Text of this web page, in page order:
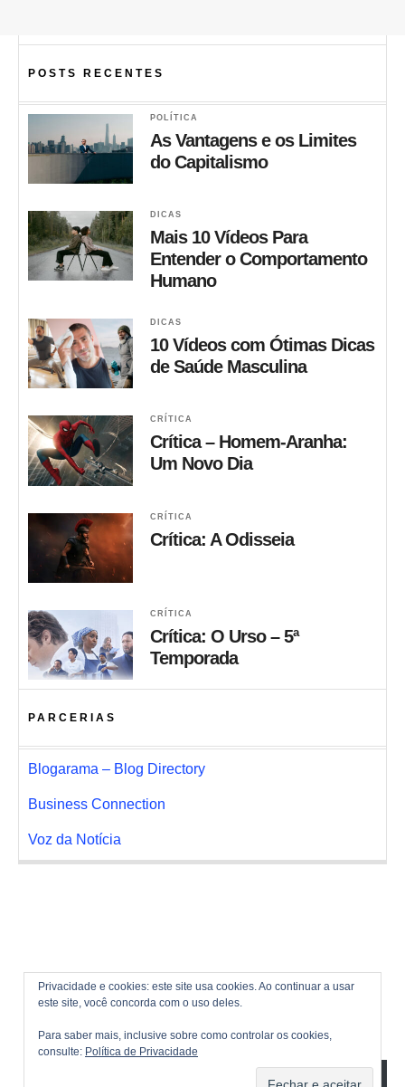
Privacidade e cookies: este site usa cookies. Ao continuar a usar
este site, você concorda com o uso deles.
Para saber mais, inclusive sobre como controlar os cookies,
consulte: Política de Privacidade
POSTS RECENTES
POLÍTICA
As Vantagens e os Limites
do Capitalismo
DICAS
Mais 10 Vídeos Para
Entender o Comportamento
Humano
DICAS
10 Vídeos com Ótimas Dicas
de Saúde Masculina
CRÍTICA
Crítica – Homem-Aranha:
Um Novo Dia
CRÍTICA
Crítica: A Odisseia
CRÍTICA
Crítica: O Urso – 5ª
Temporada
PARCERIAS
Blogarama – Blog Directory
Business Connection
Voz da Notícia
ASSINAR